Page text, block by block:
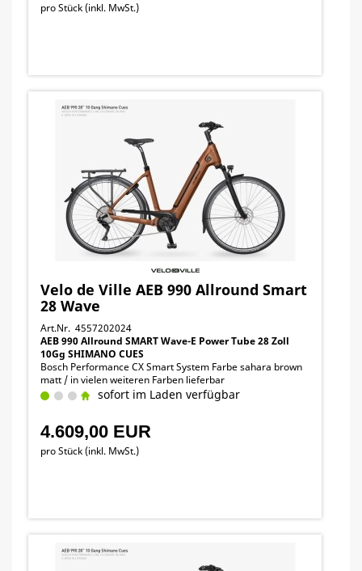
pro Stück (inkl. MwSt.)
Velo de Ville AEB 990 Allround Smart
28 Wave
Art.Nr. 4557202024
AEB 990 Allround SMART Wave-E Power Tube 28 Zoll
10Gg SHIMANO CUES
Bosch Performance CX Smart System Farbe sahara brown
matt / in vielen weiteren Farben lieferbar
sofort im Laden verfügbar
4.609,00 EUR
pro Stück (inkl. MwSt.)